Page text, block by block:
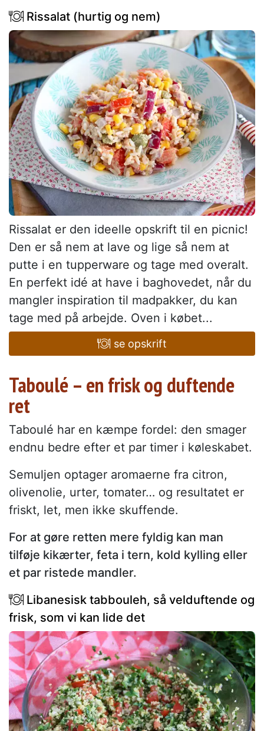
Rissalat (hurtig og nem)
Rissalat er den ideelle opskrift til en picnic!
Den er så nem at lave og lige så nem at
putte i en tupperware og tage med overalt.
En perfekt idé at have i baghovedet, når du
mangler inspiration til madpakker, du kan
tage med på arbejde. Oven i købet...
se opskrift
Taboulé – en frisk og duftende
ret
Taboulé har en kæmpe fordel: den smager
endnu bedre efter et par timer i køleskabet.
Semuljen optager aromaerne fra citron,
olivenolie, urter, tomater… og resultatet er
friskt, let, men ikke skuffende.
For at gøre retten mere fyldig kan man
tilføje kikærter, feta i tern, kold kylling eller
et par ristede mandler.
Libanesisk tabbouleh, så velduftende og
frisk, som vi kan lide det